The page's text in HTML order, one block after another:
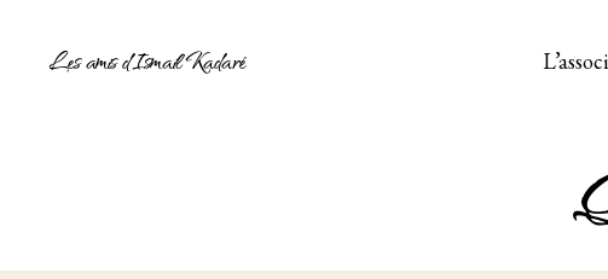
Les amis d'Ismail Kadaré